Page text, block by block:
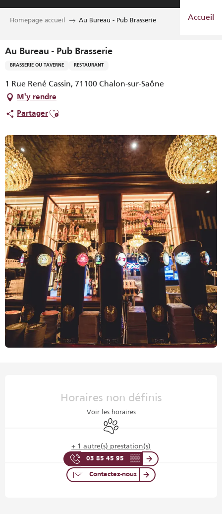
Aller
Accueil
Homepage accueil Au Bureau - Pub Brasserie
Au Bureau - Pub Brasserie
BRASSERIE OU TAVERNE RESTAURANT
1 Rue René Cassin, 71100 Chalon-sur-Saône
M'y rendre
PartagerAjouter aux favoris
Horaires non définis
Voir les horaires
Animaux acceptés
+ 1 autre(s) prestation(s)
03 85 45 95 ▒▒
Contactez-nous